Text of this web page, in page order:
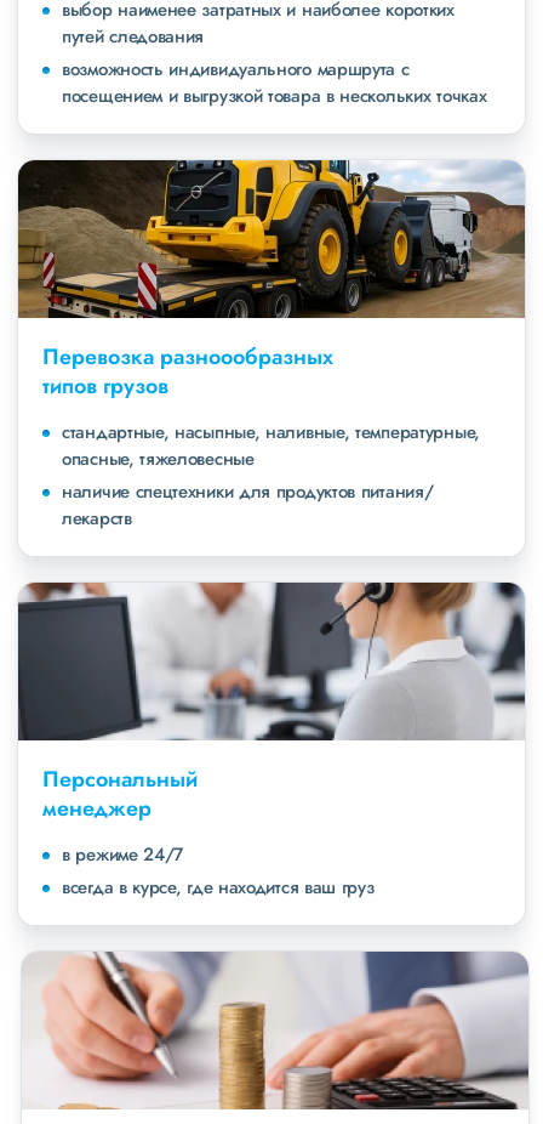
выбор наименее затратных и наиболее коротких
путей следования
возможность индивидуального маршрута с
посещением и выгрузкой товара в нескольких точках
Перевозка разноообразных
типов грузов
стандартные, насыпные, наливные, температурные,
опасные, тяжеловесные
наличие спецтехники для продуктов питания/
лекарств
Персональный
менеджер
в режиме 24/7
всегда в курсе, где находится ваш груз